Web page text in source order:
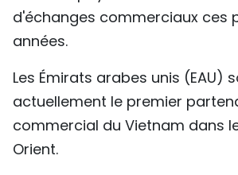
РУССКИЙ
d'échanges commerciaux ces
années.
Les Émirats arabes unis (EAU)
actuellement le premier
commercial du Vietnam dans
Orient.